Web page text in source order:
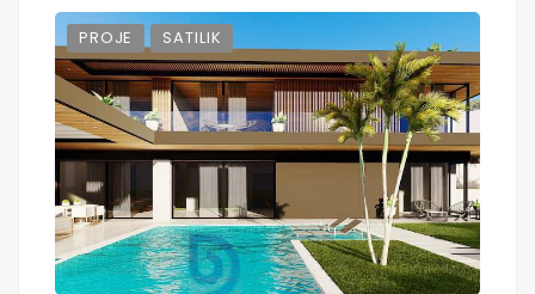
PROJE SATILIK